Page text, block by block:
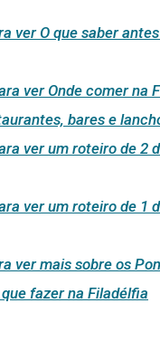
ver O que saber
ver Onde comer na
bares e
ver um roteiro de 2
ver um roteiro de 1
ver mais sobre os
fazer na Filadélfia